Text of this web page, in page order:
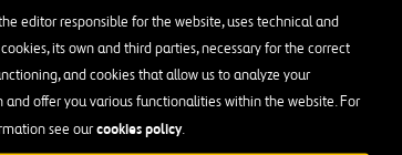
editor responsible for the website, uses technical and
its own and third parties, necessary for the correct
and cookies that allow us to analyze your
and offer you various functionalities within the website. For
see ourcookies policy.